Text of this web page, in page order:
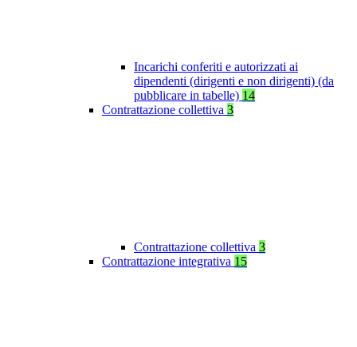
Incarichi conferiti e autorizzati ai
dipendenti (dirigenti e non dirigenti) (da
pubblicare in tabelle) 14
Contrattazione collettiva 3
Contrattazione collettiva 3
Contrattazione integrativa 15